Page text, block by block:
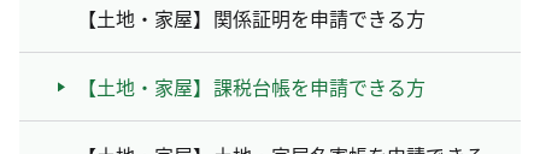
【土地・家屋】関係証明を申請できる方
【土地・家屋】課税台帳を申請できる方